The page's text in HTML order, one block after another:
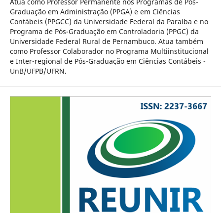
Graduação em Administração (PPGA) e em Ciências
Contábeis (PPGCC) da Universidade Federal da Paraíba e no
Programa de Pós-Graduação em Controladoria (PPGC) da
Universidade Federal Rural de Pernambuco. Atua também
como Professor Colaborador no Programa Multiinstitucional
e Inter-regional de Pós-Graduação em Ciências Contábeis -
UnB/UFPB/UFRN.